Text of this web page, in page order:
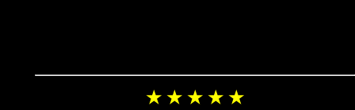
★ ★ ★ ★ ★